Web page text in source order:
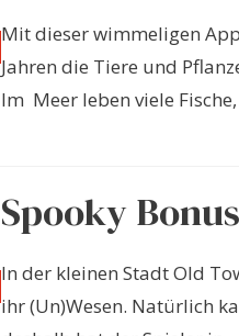
Mit dieser wimmeligen
Jahren die Tiere und
Im Meer leben viele
Spooky Bonus
In der kleinen Stadt Old
ihr (Un)Wesen. Natürlich